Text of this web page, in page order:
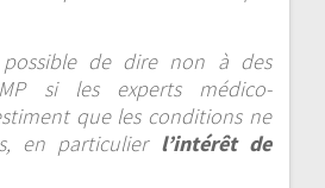
possible de dire non à des
si les experts médico-
que les conditions ne
en particulier l’intérêt de